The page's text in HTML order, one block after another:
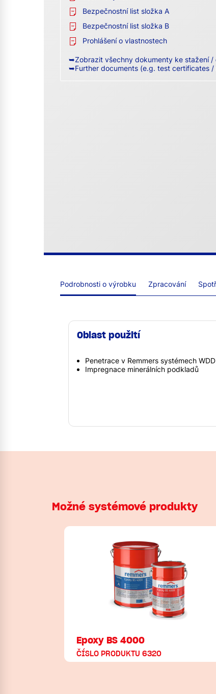
Bezpečnostní list složka A
Bezpečnostní list složka B
Prohlášení o vlastnostech
➥Zobrazit všechny dokumenty ke stažení /
➥Further documents (e.g. test certificates
Podrobnosti o výrobku Zpracování
Oblast použití
Penetrace v Remmers systémech WDD
Impregnace minerálních podkladů
Možné systémové produkty
Epoxy BS 4000
ČÍSLO PRODUKTU 6320